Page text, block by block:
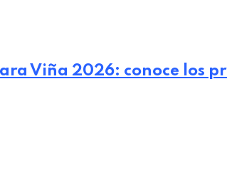
Viña 2026: conoce los